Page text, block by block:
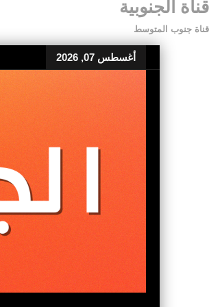
قناة الجنوبية
قناة جنوب المتوسط
أغسطس 07, 2026